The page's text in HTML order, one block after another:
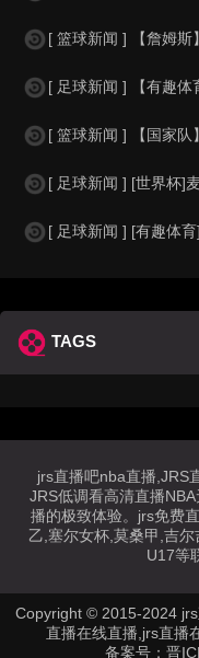
[ 篮球新闻 ] 【詹姆斯】帕金
[ 足球新闻 ] 【有趣体育】意媒：索
[ 篮球新闻 ] 【国家队】巴黎人报
[ 足球新闻 ] [世界杯]麦卡：我来
[ 足球新闻 ] [有趣体育]记者：科
TAGS
jrs直播吧nba直播,JRS
JRS低调看高清直播
播的极致体验。jrs免费
乙,塞尔女杯,莫桑甲,吉
U17等
Copyright © 2015-2024
直播在线直播,jrs直播
备案号： 晋